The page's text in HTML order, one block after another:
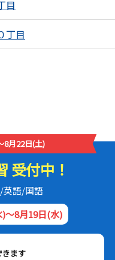
目
丁目
8月22日(土)
受付中！
/英語/国語
～8月19日(水)
きます